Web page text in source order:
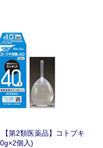
第2類医薬品】コトブキ
個入)